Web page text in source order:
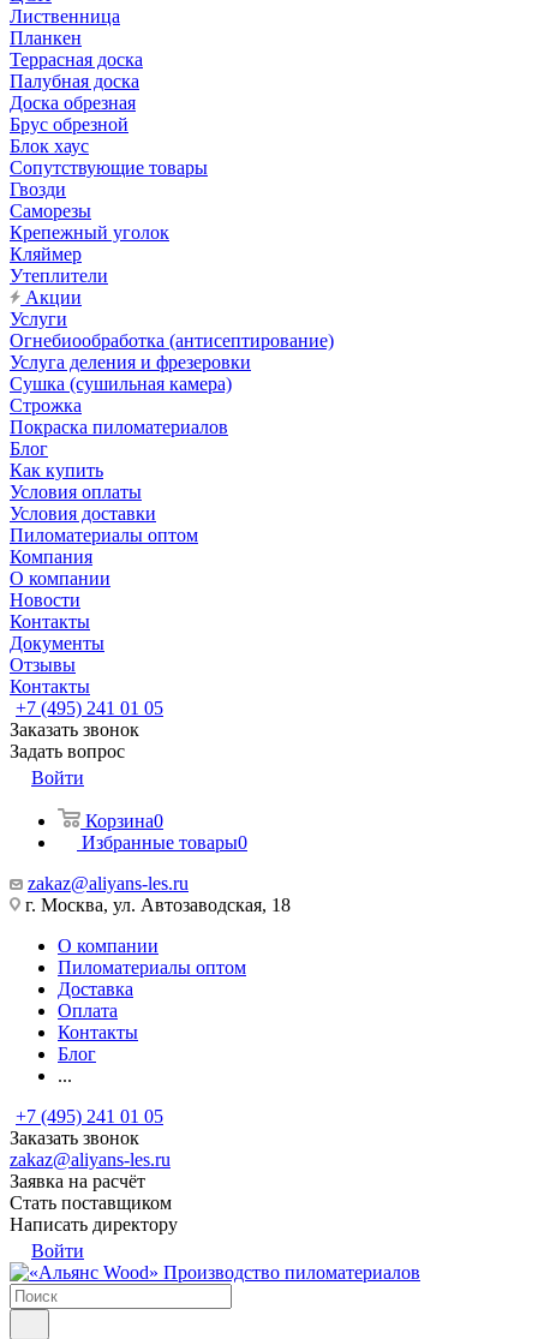
Лиственница
Планкен
Террасная доска
Палубная доска
Доска обрезная
Брус обрезной
Блок хаус
Сопутствующие товары
Гвозди
Саморезы
Крепежный уголок
Кляймер
Утеплители
Акции
Услуги
Огнебиообработка (антисептирование)
Услуга деления и фрезеровки
Сушка (сушильная камера)
Строжка
Покраска пиломатериалов
Блог
Как купить
Условия оплаты
Условия доставки
Пиломатериалы оптом
Компания
О компании
Новости
Контакты
Документы
Отзывы
Контакты
+7 (495) 241 01 05
Заказать звонок
Задать вопрос
Войти
Корзина0
Избранные товары0
zakaz@aliyans-les.ru
г. Москва, ул. Автозаводская, 18
О компании
Пиломатериалы оптом
Доставка
Оплата
Контакты
Блог
...
+7 (495) 241 01 05
Заказать звонок
zakaz@aliyans-les.ru
Заявка на расчёт
Стать поставщиком
Написать директору
Войти
Производство пиломатериалов